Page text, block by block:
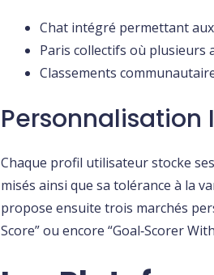
Chat intégré permettant
Paris collectifs où plusieurs
Classements
Personnalisation
Chaque profil utilisateur stocke
misés ainsi que sa tolérance à la
propose ensuite trois marchés
Score” ou encore “Goal‑Scorer